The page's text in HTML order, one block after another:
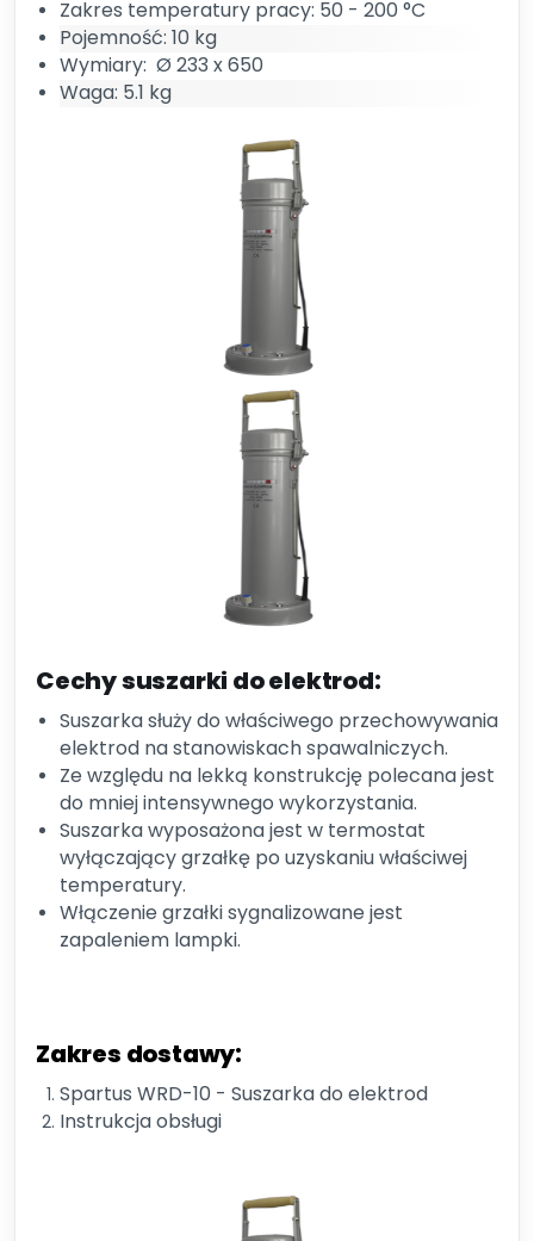
Zakres temperatury pracy: 50 - 200 °C
Pojemność: 10 kg
Wymiary: Ø 233 x 650
Waga: 5.1 kg
Cechy suszarki do elektrod:
Suszarka służy do właściwego przechowywania
elektrod na stanowiskach spawalniczych.
Ze względu na lekką konstrukcję polecana jest
do mniej intensywnego wykorzystania.
Suszarka wyposażona jest w termostat
wyłączający grzałkę po uzyskaniu właściwej
temperatury.
Włączenie grzałki sygnalizowane jest
zapaleniem lampki.
Zakres dostawy:
Spartus WRD-10 - Suszarka do elektrod
Instrukcja obsługi